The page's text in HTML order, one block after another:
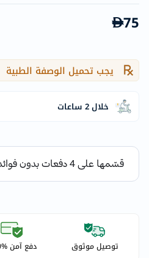
75
يجب تحميل الوصفة الطبية
خلال 2 ساعات
توصيل موثوق دفع آمن %100